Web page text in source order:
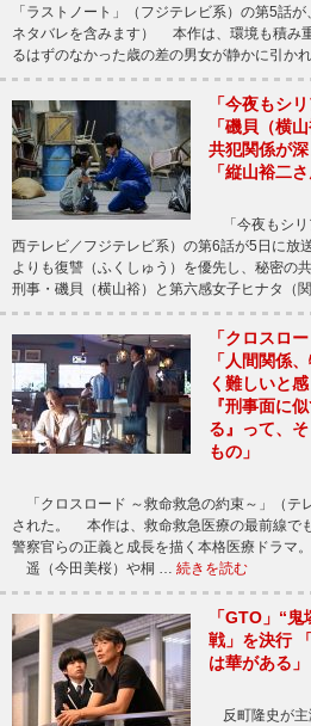
「ラストノート」（フジテレビ系）の第5話
ネタバレを含みます） 本作は、環境も積み
るはずのなかった歳の差の男女が静かに引か
「今夜もシ
「磯貝（横
共犯関係が深
「縦山裕二
「今夜もシリ
西テレビ／フジテレビ系）の第6話が5日に
よりも復讐（ふくしゅう）を優先し、秘密の
刑事・磯貝（横山裕）と第六感女子ヒナタ（
「クロスロ
「人間関係
く難しいと
『刑事面に
る』って、
もの」
「クロスロード ～救命救急の約束～」（テ
された。 本作は、救命救急医療の最前線で
警察官らの正義と成長を描く本格医療ドラマ
遥（今田美桜）や桐 … 続きを読む
「GTO」“
戦」を決行
は華がある
反町隆史が主